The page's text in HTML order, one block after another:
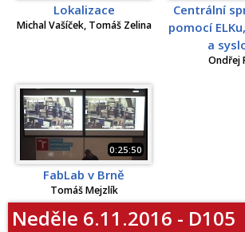
Lokalizace
Michal Vašíček, Tomáš Zelina
Centrální
pomocí
a
Ondřej
0:25:50
FabLab v Brně
Tomáš Mejzlík
Neděle 6.11.2016 - D105